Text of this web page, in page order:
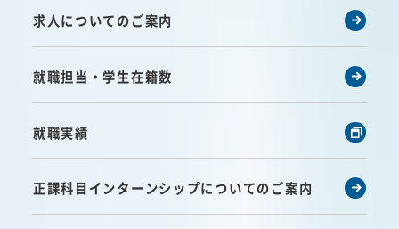
求人についてのご案内
就職担当・学生在籍数
就職実績
正課科目インターンシップについてのご案内